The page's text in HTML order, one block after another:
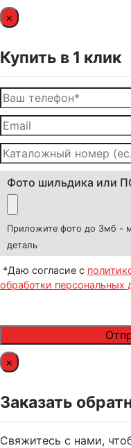
×
Купить в 1 клик
Фото шильдика или
Приложите фото до 3мб -
деталь
*Даю согласие с
обработки персональных
×
Заказать
Свяжитесь с нами,